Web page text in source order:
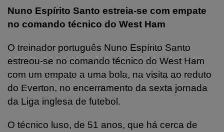
Nuno Espírito Santo estreia-se com empate
no comando técnico do West Ham
O treinador português Nuno Espírito Santo
estreou-se no comando técnico do West Ham
com um empate a uma bola, na visita ao reduto
do Everton, no encerramento da sexta jornada
da Liga inglesa de futebol.
O técnico luso, de 51 anos, que há cerca de